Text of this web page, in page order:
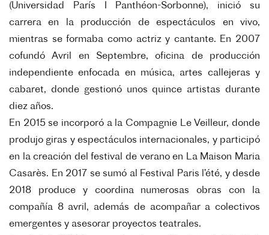
(Universidad París I Panthéon-Sorbonne), inició su
carrera en la producción de espectáculos en vivo,
mientras se formaba como actriz y cantante. En 2007
cofundó Avril en Septembre, oficina de producción
independiente enfocada en música, artes callejeras y
cabaret, donde gestionó unos quince artistas durante
diez años.
En 2015 se incorporó a la Compagnie Le Veilleur, donde
produjo giras y espectáculos internacionales, y participó
en la creación del festival de verano en La Maison Maria
Casarès. En 2017 se sumó al Festival Paris l’été, y desde
2018 produce y coordina numerosas obras con la
compañía 8 avril, además de acompañar a colectivos
emergentes y asesorar proyectos teatrales.